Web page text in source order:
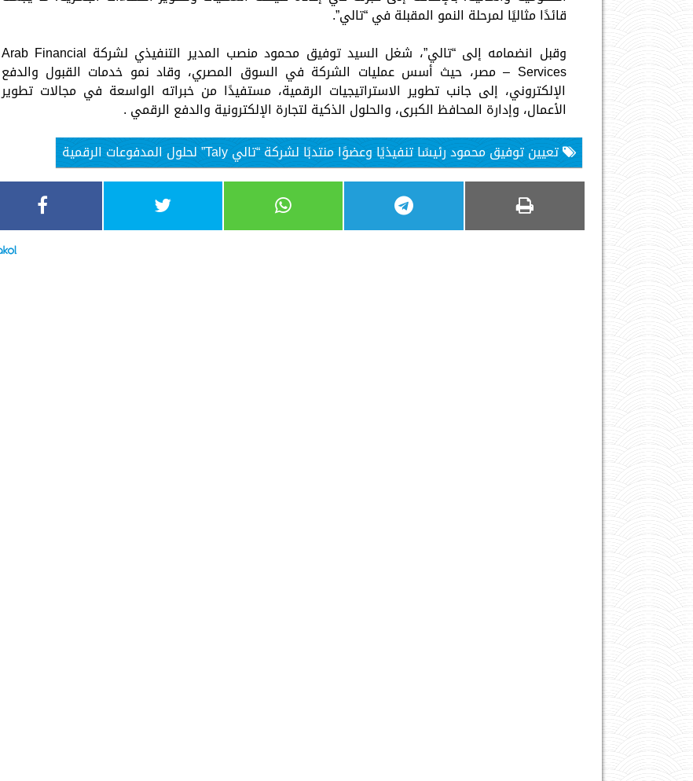
قائدًا مثاليًا لمرحلة النمو المقبلة في “تالي”.
وقبل انضمامه إلى “تالي”، شغل السيد توفيق محمود منصب المدير التنفيذي لشركة Arab Financial
Services – مصر، حيث أسس عمليات الشركة في السوق المصري، وقاد نمو خدمات القبول والدفع
الإلكتروني، إلى جانب تطوير الاستراتيجيات الرقمية، مستفيدًا من خبراته الواسعة في مجالات تطوير
الأعمال، وإدارة المحافظ الكبرى، والحلول الذكية لتجارة الإلكترونية والدفع الرقمي .
تعيين توفيق محمود رئيسًا تنفيذيًا وعضوًا منتدبًا لشركة “تالي Taly” لحلول المدفوعات الرقمية